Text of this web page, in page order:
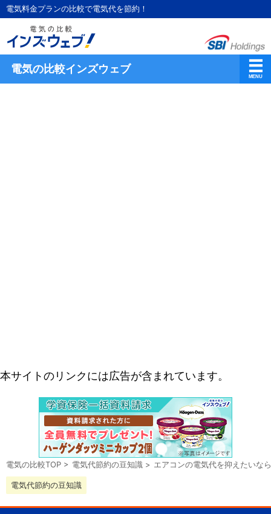
電気料金プランの比較で電気代を節約！
電気の比較インズウェブ
本サイトのリンクには広告が含まれています。
電気の比較TOP > 電気代節約の豆知識 > エアコンの電気代を抑えたいな
電気代節約の豆知識